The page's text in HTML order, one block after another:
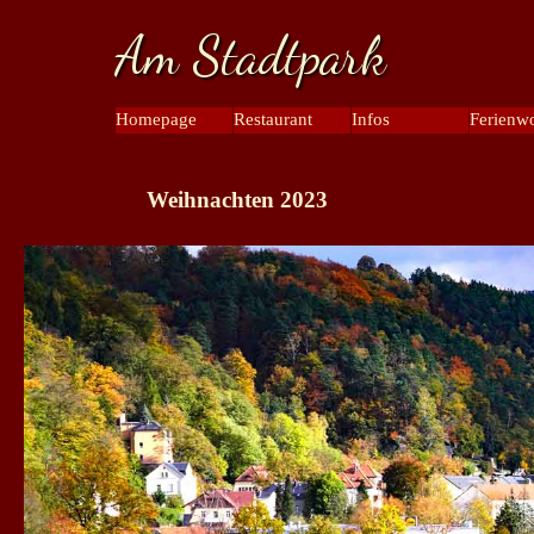
Am Stadtpark
Menü überspringen
Homepage Restaurant ▼
Infos ▼
Weihnachten 2023